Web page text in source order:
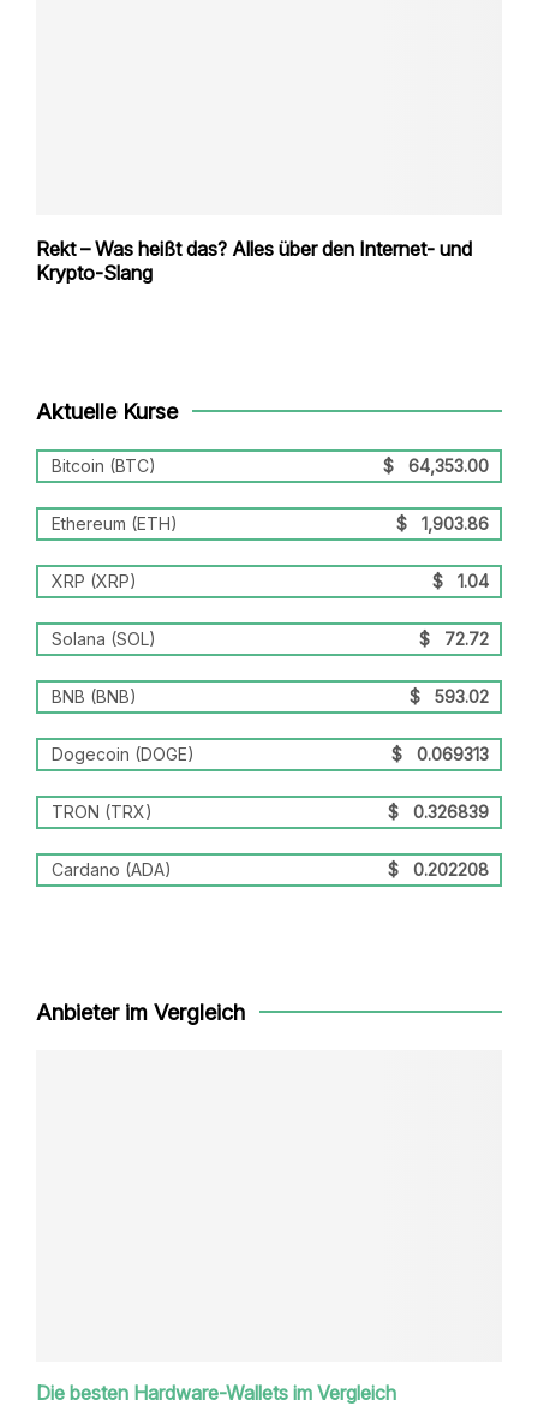
Rekt – Was heißt das? Alles über den Internet- und
Krypto-Slang
Aktuelle Kurse
Bitcoin (BTC) $ 64,353.00
Ethereum (ETH) $ 1,903.86
XRP (XRP) $ 1.04
Solana (SOL) $ 72.72
BNB (BNB) $ 593.02
Dogecoin (DOGE) $ 0.069313
TRON (TRX) $ 0.326839
Cardano (ADA) $ 0.202208
Anbieter im Vergleich
Die besten Hardware-Wallets im Vergleich